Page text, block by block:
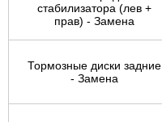
стабилизатора (лев +
прав) - Замена
Тормозные диски задние
- Замена